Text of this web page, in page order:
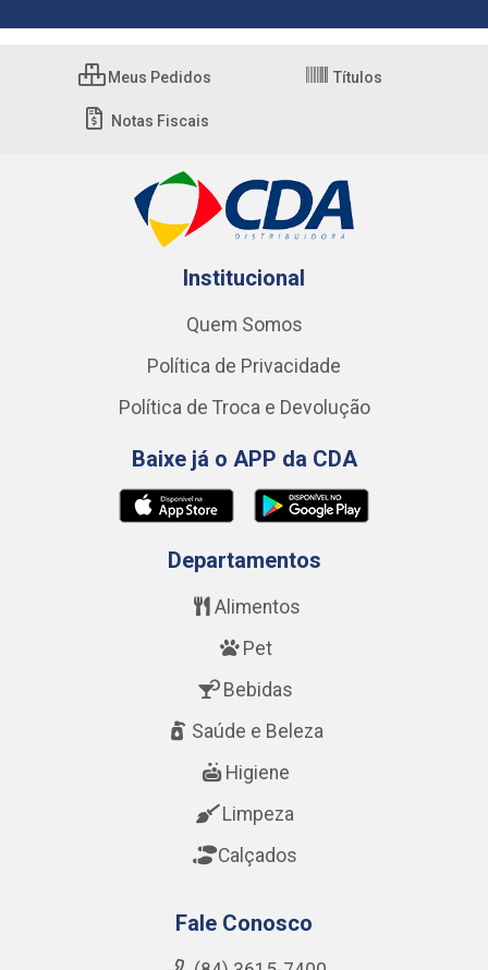
Meus Pedidos Títulos
Notas Fiscais
Institucional
Quem Somos
Política de Privacidade
Política de Troca e Devolução
Baixe já o APP da CDA
Departamentos
Alimentos
Pet
Bebidas
Saúde e Beleza
Higiene
Limpeza
Calçados
Fale Conosco